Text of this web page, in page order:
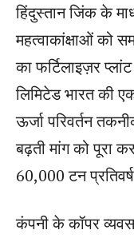
हिंदुस्तान जिंक के
महत्वाकांक्षाओं को
का फर्टिलाइज़र
लिमिटेड भारत की
ऊर्जा परिवर्तन
बढ़ती मांग को पूरा
60,000 टन
कंपनी के कॉपर